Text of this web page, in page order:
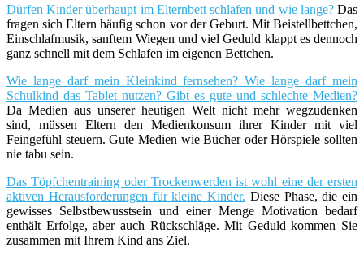
Dürfen Kinder überhaupt im Elternbett schlafen und wie lange?Das
fragen sich Eltern häufig schon vor der Geburt. Mit Beistellbettchen,
Einschlafmusik, sanftem Wiegen und viel Geduld klappt es dennoch
ganz schnell mit dem Schlafen im eigenen Bettchen.
Wie lange darf mein Kleinkind fernsehen? Wie lange darf mein
Schulkind das Tablet nutzen? Gibt es gute und schlechte Medien?
Da Medien aus unserer heutigen Welt nicht mehr wegzudenken
sind, müssen Eltern den Medienkonsum ihrer Kinder mit viel
Feingefühl steuern. Gute Medien wie Bücher oder Hörspiele sollten
nie tabu sein.
Das Töpfchentraining oder Trockenwerden ist wohl eine der ersten
aktiven Herausforderungen für kleine Kinder. Diese Phase, die ein
gewisses Selbstbewusstsein und einer Menge Motivation bedarf
enthält Erfolge, aber auch Rückschläge. Mit Geduld kommen Sie
zusammen mit Ihrem Kind ans Ziel.